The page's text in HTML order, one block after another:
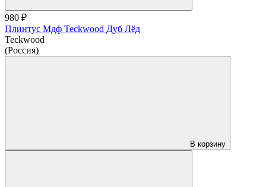
980 ₽
Плинтус Мдф Teckwood Дуб Лёд
Teckwood
(Россия)
В корзину